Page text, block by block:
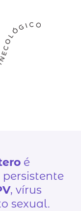
é
, vírus
sexual.